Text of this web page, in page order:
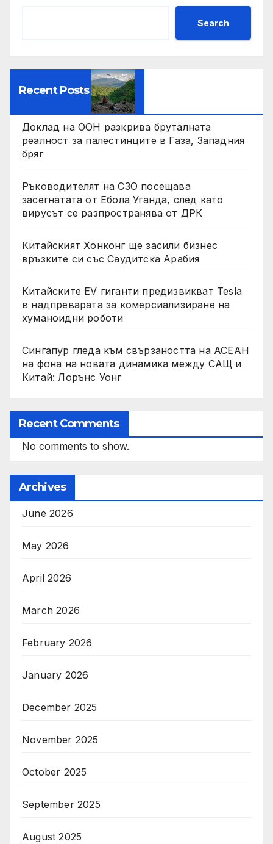
Search
Recent Posts
Доклад на ООН разкрива бруталната
реалност за палестинците в Газа, Западния
бряг
Ръководителят на СЗО посещава
засегнатата от Ебола Уганда, след като
вирусът се разпространява от ДРК
Китайският Хонконг ще засили бизнес
връзките си със Саудитска Арабия
Китайските EV гиганти предизвикват Tesla
в надпреварата за комерсиализиране на
хуманоидни роботи
Сингапур гледа към свързаността на АСЕАН
на фона на новата динамика между САЩ и
Китай: Лорънс Уонг
Recent Comments
No comments to show.
Archives
June 2026
May 2026
April 2026
March 2026
February 2026
January 2026
December 2025
November 2025
October 2025
September 2025
August 2025